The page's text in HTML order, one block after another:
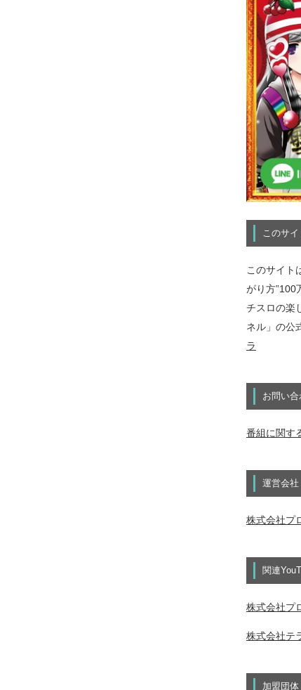
このサ
このサイト
がり方”100
チスロの楽
ネル」の公
ラ
お問い合
番組に関す
運営会社
株式会社プ
関連
株式会社プ
株式会社テ
加盟団体